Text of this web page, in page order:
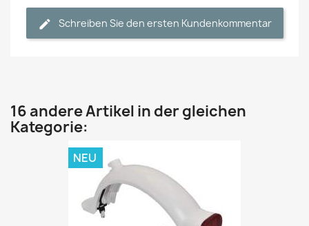
Schreiben Sie den ersten Kundenkommentar
16 andere Artikel in der gleichen
Kategorie:
NEU